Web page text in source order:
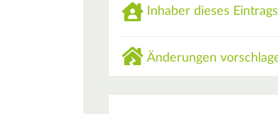
Inhaber dieses
Änderungen